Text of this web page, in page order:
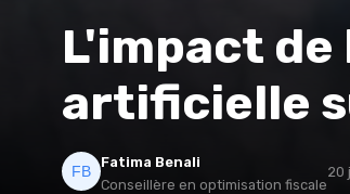
L'impact
artificielle
Fatima Benali
Conseillère en optimisation fiscale
20